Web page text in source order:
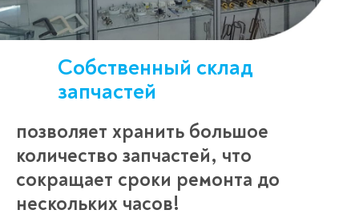
Собственный склад
запчастей
позволяет хранить большое
количество запчастей, что
сокращает сроки ремонта до
нескольких часов!
течение 3-x минут.